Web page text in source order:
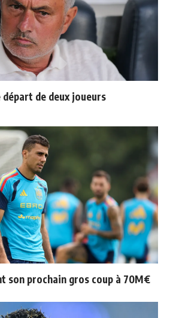
de deux joueurs
son prochain gros coup à 70M€